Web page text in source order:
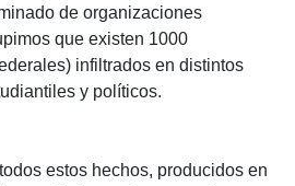
de organizaciones
que existen 1000
infiltrados en distintos
y políticos.
estos hechos, producidos en